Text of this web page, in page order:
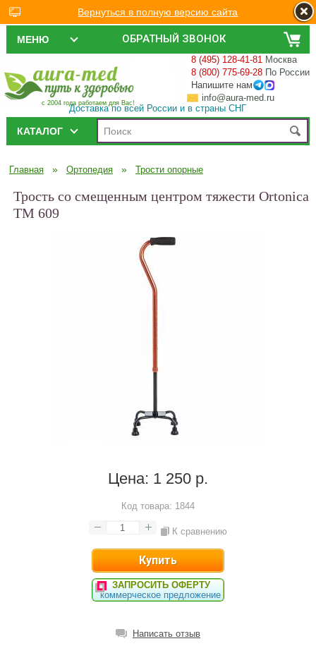
ОБРАТНЫЙ ЗВОНОК
МЕНЮ
с 2004 года работаем для Вас!
8 (495) 128-41-81 Москва
8 (800) 775-69-28 По России
Напишите нам
info@aura-med.ru
Доставка по всей России и в страны СНГ
КАТАЛОГ
Главная » Ортопедия » Трости опорные
Трость со смещенным центром тяжести Ortonica
TM 609
Цена: 1 250 р.
Код товара: 1844
К сравнению
ЗАПРОСИТЬ ОФЕРТУ
коммерческое предложение
Написать отзыв
Вернуться в полную версию сайта